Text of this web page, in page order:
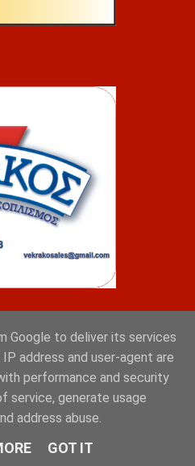
Google to deliver its services
address and user-agent are
performance and security
service, generate usage
address abuse.
GOT IT